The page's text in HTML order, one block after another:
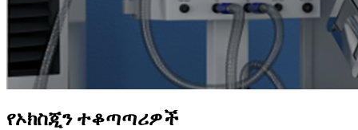
የኦክስጂን ተቆጣጣሪዎች